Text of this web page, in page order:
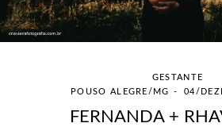
GESTANTE
POUSO ALEGRE/MG
04/
FERNANDA +